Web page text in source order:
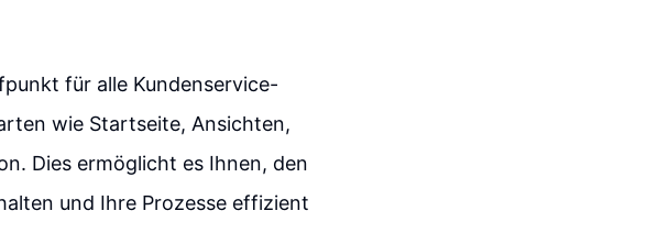
für alle Kundenservice-
wie Startseite, Ansichten,
Dies ermöglicht es Ihnen, den
und Ihre Prozesse effizient